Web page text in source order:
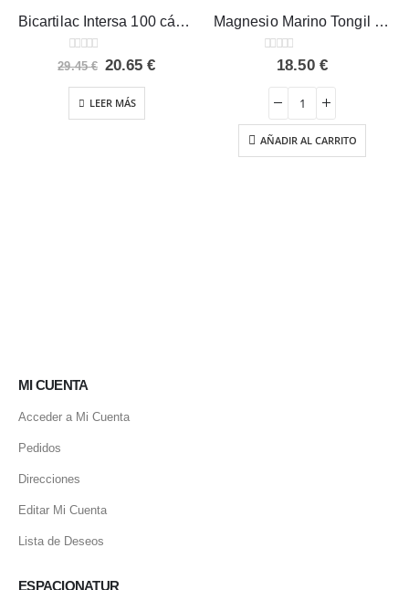
Bicartilac Intersa 100 cápsulas
0 out of 5
29.45€ El
original
era:
29.45 €.
20.65€El
LEER MÁS
Magnesio Marino Tongil 40 comp.
out of 5
18.50 €
AÑADIR AL CARRITO
MI CUENTA
Acceder a Mi Cuenta
Pedidos
Direcciones
Editar Mi Cuenta
Lista de Deseos
ESPACIONATUR